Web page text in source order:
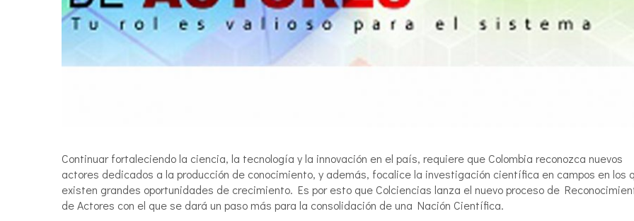
Continuar fortaleciendo la ciencia, la tecnología y la innovación en el país, requiere que Colombia reconozca nuevos
actores dedicados a la producción de conocimiento, y además, focalice la investigación científica en campos en los
existen grandes oportunidades de crecimiento. Es por esto que Colciencias lanza el nuevo proceso de
de Actores con el que se dará un paso más para la consolidación de una Nación Científica.